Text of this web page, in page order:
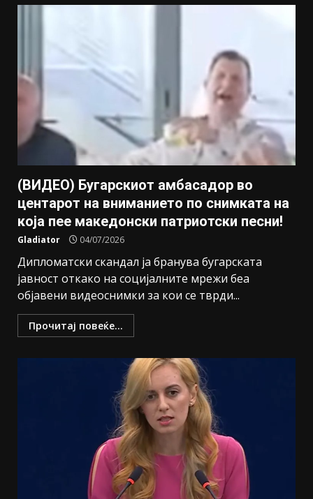
(ВИДЕО) Бугарскиот амбасадор во
центарот на вниманието по снимката на
која пее македонски патриотски песни!
Gladiator 04/07/2026
Дипломатски скандал ја бранува бугарската
јавност откако на социјалните мрежи беа
објавени видеоснимки за кои се тврди...
Прочитај повеќе...